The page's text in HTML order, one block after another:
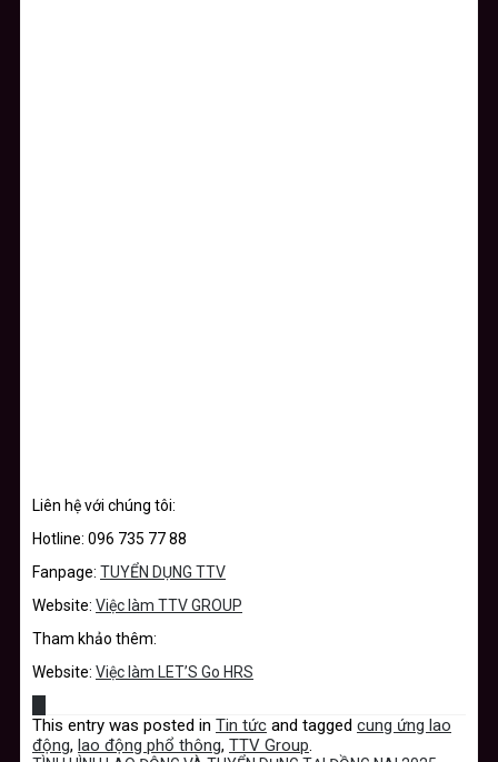
Liên hệ với chúng tôi:
Hotline: 096 735 77 88
Fanpage: TUYỂN DỤNG TTV
Website: Việc làm TTV GROUP
Tham khảo thêm:
Website: Việc làm LET’S Go HRS
This entry was posted in Tin tức and tagged cung ứng lao
động, lao động phổ thông, TTV Group.